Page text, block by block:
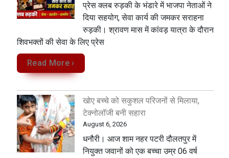
प्रेस क्लब रुड़की के भंडारे में भाजपा नेताओं ने
दिया सहयोग, सेवा कार्य की जमकर सराहना
रुड़की। श्रावण मास में कांवड़ यात्रा के दौरान
शिवभक्तों की सेवा के लिए प्रेस
Read More ›
खोए बच्चे को सकुशल परिजनों से मिलाया,
टेक्नोलॉजी बनी सहारा
August 6, 2026
धनौरी। आज शाम नहर पटरी दौलतपुर में
नियुक्त जवानों को एक बच्चा उम्र 06 वर्ष